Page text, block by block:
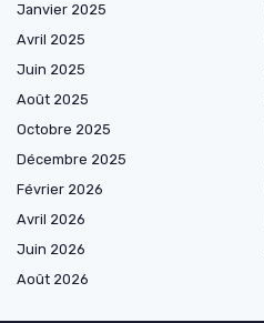
Janvier 2025
Avril 2025
Juin 2025
Août 2025
Octobre 2025
Décembre 2025
Février 2026
Avril 2026
Juin 2026
Août 2026